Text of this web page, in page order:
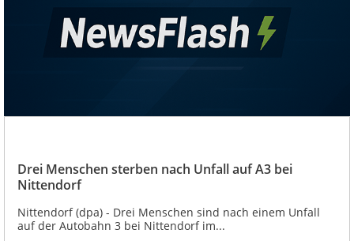
Drei Menschen sterben nach Unfall auf A3 bei
Nittendorf
Nittendorf (dpa) - Drei Menschen sind nach einem Unfall
auf der Autobahn 3 bei Nittendorf im...